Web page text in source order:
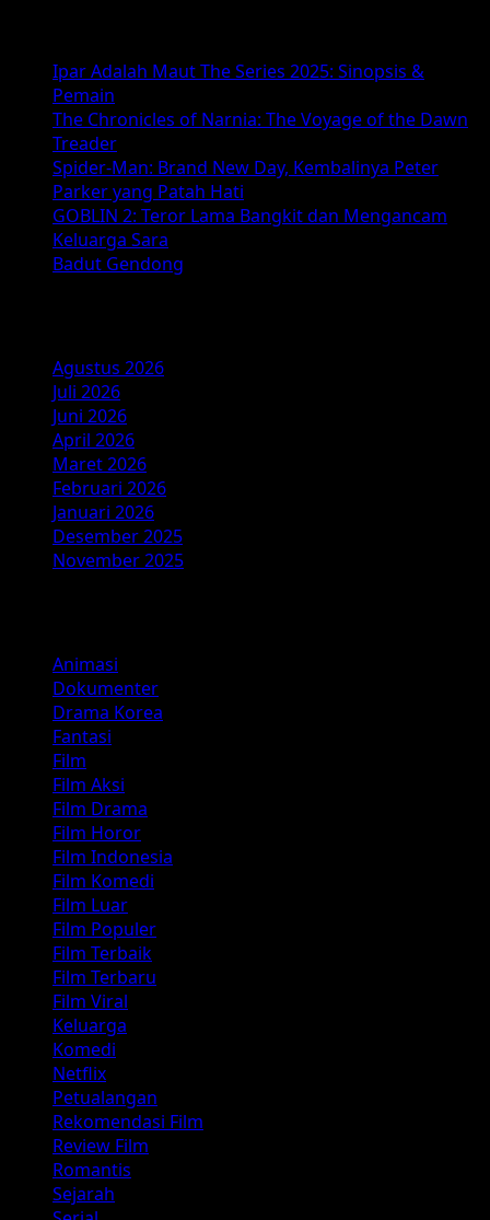
Horor
yang
Merinding
karena
Terlalu
Nyata
Ipar Adalah Maut The Series 2025: Sinopsis &
Pemain
The Chronicles of Narnia: The Voyage of the Dawn
Treader
Spider-Man: Brand New Day, Kembalinya Peter
Parker yang Patah Hati
GOBLIN 2: Teror Lama Bangkit dan Mengancam
Keluarga Sara
Badut Gendong
Agustus 2026
Juli 2026
Juni 2026
April 2026
Maret 2026
Februari 2026
Januari 2026
Desember 2025
November 2025
Animasi
Dokumenter
Drama Korea
Fantasi
Film
Film Aksi
Film Drama
Film Horor
Film Indonesia
Film Komedi
Film Luar
Film Populer
Film Terbaik
Film Terbaru
Film Viral
Keluarga
Komedi
Netflix
Petualangan
Rekomendasi Film
Review Film
Romantis
Sejarah